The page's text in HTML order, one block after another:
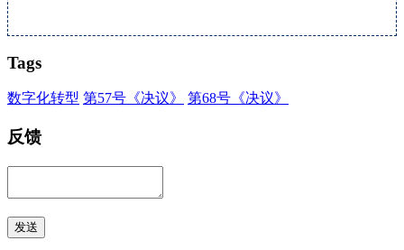
Tags
数字化转型 第57号《决议》 第68号《决议》
反馈
发送